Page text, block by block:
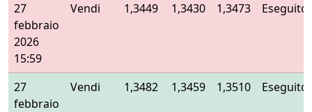
27
febbraio
2026
15:59
Vendi 1,3449 1,3430 1,3473 Eseguito
27
febbraio
Vendi 1,3482 1,3459 1,3510 Eseguito